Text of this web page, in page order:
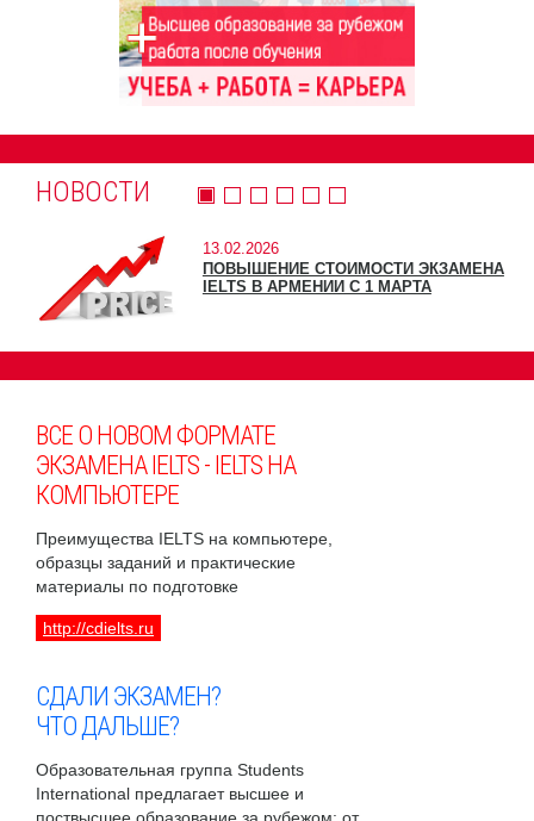
НОВОСТИ
13.02.2026
ПОВЫШЕНИЕ СТОИМОСТИ ЭКЗАМЕНА
IELTS В АРМЕНИИ С 1 МАРТА
ВСЕ О НОВОМ ФОРМАТЕ
ЭКЗАМЕНА IELTS - IELTS НА
КОМПЬЮТЕРЕ
Преимущества IELTS на компьютере,
образцы заданий и практические
материалы по подготовке
http://cdielts.ru
СДАЛИ ЭКЗАМЕН?
ЧТО ДАЛЬШЕ?
Образовательная группа Students
International предлагает высшее и